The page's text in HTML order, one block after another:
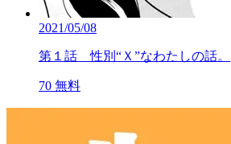
2021/05/08
第１話 性別“Ｘ”なわたしの話。
70 無料